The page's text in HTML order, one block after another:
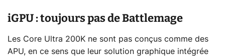
iGPU : toujours pas de Battlemage
Les Core Ultra 200K ne sont pas conçus comme des
APU, en ce sens que leur solution graphique intégrée